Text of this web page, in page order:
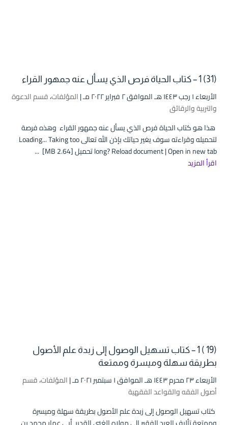
(31) 1 – كتاب الحياة فرص الذي يسأل عنه جمهور القراء
الأربعاء ۱ رجب ۱٤٤۳ هـ الموافق ۲ فبراير ۲۰۲۲ مـ | المؤلفات،قسم الدعوة
والتربية والرقائق
هذا هو كتاب الحياة فرص الذي يسأل عنه جمهور القراء وهذه فرصة
لتحميله وقراءته سوف يغير حياتك بإذن الله تعالى Loading... Taking too
long? Reload document | Open in new tab تحميل [2.64 MB] ...
اقرأ المزيد
(19 ) 1 – كتاب تسهيل الوصول إلى زبدة علم الأصول
بطريقة سهلة وميسرة وممتعة
الأربعاء ۲۳ محرم ۱٤٤۳ هـ الموافق ۱ سبتمبر ۲۰۲۱ مـ | المؤلفات،قسم
أصول الفقه والقواعد الفقهية
كتاب تسهيل الوصول إلى زبدة علم الأصول بطريقة سهلة وميسرة